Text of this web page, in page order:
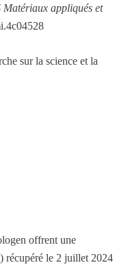
Matériaux appliqués et
sur la science et la
offrent une
récupéré le 2 juillet 2024